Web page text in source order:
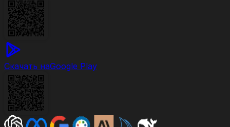
Скачать наGoogle Play